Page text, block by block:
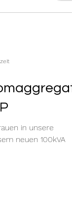
in unsere
neuen 100kVA